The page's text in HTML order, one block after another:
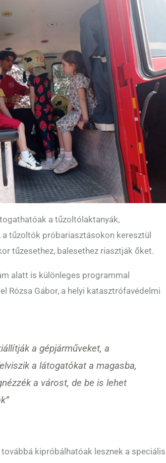
a tűzoltólaktanyák,
a tűzoltók próbariasztásokon keresztül
tűzesethez, balesethez riasztják őket.
alatt is különleges programmal
Rózsa Gábor, a helyi katasztrófavédelmi
a gépjárműveket, a
a látogatókat a magasba,
a várost, de be is lehet
kipróbálhatóak lesznek a speciális